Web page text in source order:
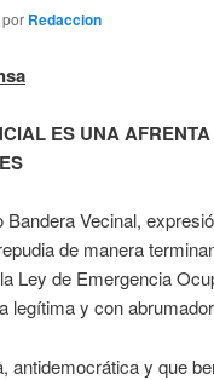
por Redaccion
ES UNA
Bandera Vecinal,
de manera
Ley de Emergencia
legítima y con
antidemocrática y que